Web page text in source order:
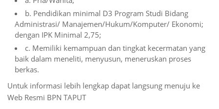
b. Pendidikan minimal D3 Program Studi Bidang
Administrasi/ Manajemen/Hukum/Komputer/ Ekonomi;
dengan IPK Minimal 2,75;
c. Memiliki kemampuan dan tingkat kecermatan yang
baik dalam meneliti, menyusun, meneruskan proses
berkas.
Untuk informasi lebih lengkap dapat langsung menuju ke
Web Resmi BPN TAPUT